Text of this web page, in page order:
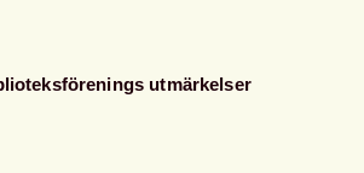
utmärkelser